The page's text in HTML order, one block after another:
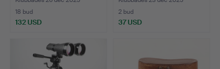
18 bud
132 USD
2 bud
37 USD